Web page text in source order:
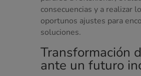
consecuencias y a realizar
oportunos ajustes para
soluciones.
Transformación
ante un futuro